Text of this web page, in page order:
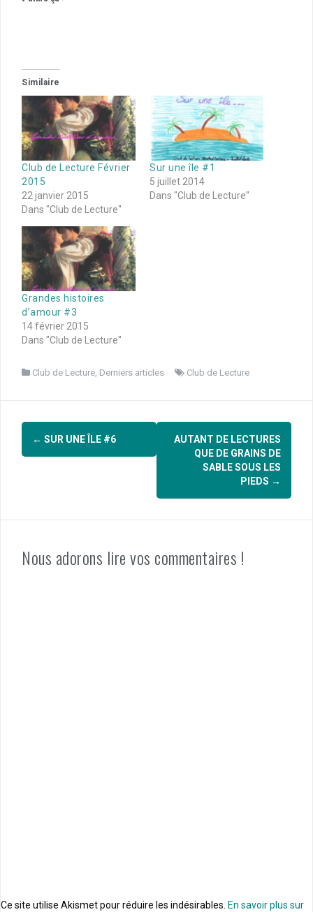
Similaire
Club de Lecture Février
2015
22 janvier 2015
Dans "Club de Lecture"
Sur une île #1
5 juillet 2014
Dans "Club de Lecture"
Grandes histoires
d’amour #3
14 février 2015
Dans "Club de Lecture"
Club de Lecture, Derniers articles Club de Lecture
Navigation
d'article
← SUR UNE ÎLE #6
AUTANT DE LECTURES
QUE DE GRAINS DE
SABLE SOUS LES
PIEDS →
Nous adorons lire vos commentaires !
Ce site utilise Akismet pour réduire les indésirables. En savoir plus sur